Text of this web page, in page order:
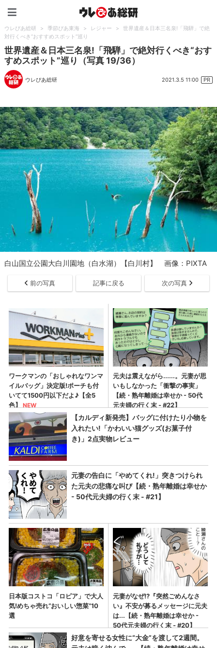
ウレぴあ総研 > 季節ぴあ東海 > レジャー >
世界遺産＆日本三名泉!「飛騨」で絶
対行くべき“おすすめスポット”巡り
世界遺産＆日本三名泉!「飛騨」で絶対行くべき“おす
すめスポット”巡り（写真 19/36）
ウレぴあ総研 2021.3.5 11:00 PR
白山国立公園大白川園地（白水湖）【白川村】 画像：PIXTA
前の写真 記事に戻る 次の写真